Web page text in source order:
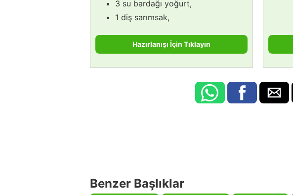
3 su bardağı yoğurt,
1 diş sarımsak,
Hazırlanışı İçin Tıklayın
Benzer Başlıklar